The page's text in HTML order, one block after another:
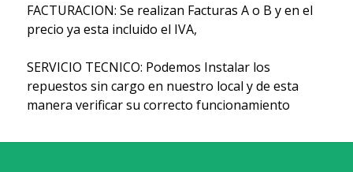
FACTURACION: Se realizan Facturas A o B y en el
precio ya esta incluido el IVA,
SERVICIO TECNICO: Podemos Instalar los
repuestos sin cargo en nuestro local y de esta
manera verificar su correcto funcionamiento